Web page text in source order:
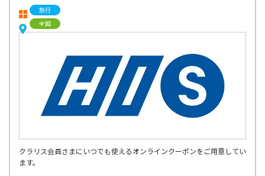
旅行
全国
クラリス会員さまにいつでも使えるオンラインクーポンをご用意してい
ます。